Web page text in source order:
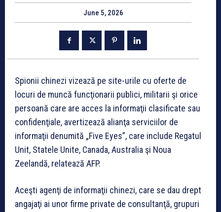
June 5, 2026
Spionii chinezi vizează pe site-urile cu oferte de
locuri de muncă funcţionarii publici, militarii şi orice
persoană care are acces la informaţii clasificate sau
confidenţiale, avertizează alianţa serviciilor de
informaţii denumită „Five Eyes”, care include Regatul
Unit, Statele Unite, Canada, Australia şi Noua
Zeelandă, relatează AFP.
Aceşti agenţi de informaţii chinezi, care se dau drept
angajaţi ai unor firme private de consultanţă, grupuri